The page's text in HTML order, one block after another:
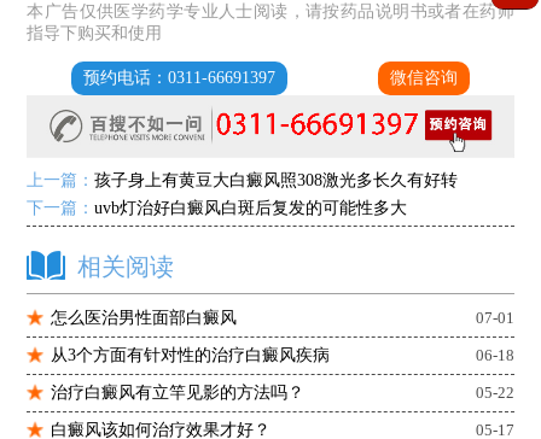
本广告仅供医学药学专业人士阅读，请按药品说明书或者在药师
指导下购买和使用
预约电话：0311-66691397 微信咨询
上一篇：孩子身上有黄豆大白癜风照308激光多长久有好转
下一篇：uvb灯治好白癜风白斑后复发的可能性多大
相关阅读
怎么医治男性面部白癜风 07-01
从3个方面有针对性的治疗白癜风疾病 06-18
治疗白癜风有立竿见影的方法吗？ 05-22
白癜风该如何治疗效果才好？ 05-17